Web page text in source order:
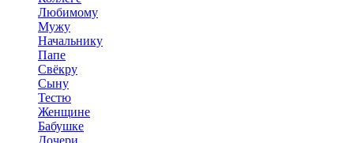
Любимому
Мужу
Начальнику
Папе
Свёкру
Сыну
Тестю
Женщине
Бабушке
Дочери